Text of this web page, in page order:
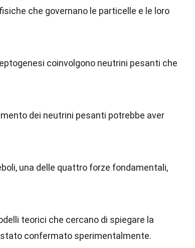
che governano le particelle e le loro
coinvolgono neutrini pesanti che
dei neutrini pesanti potrebbe aver
una delle quattro forze fondamentali,
teorici che cercano di spiegare la
confermato sperimentalmente.